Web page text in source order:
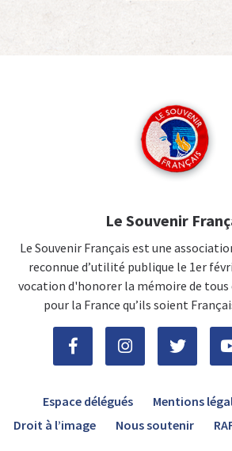
Le Souvenir
Le Souvenir Français est une
reconnue d’utilité publique le 1er
vocation d'honorer la mémoire de tous
pour la France qu’ils soient
Espace délégués Mentions
Droit à l’image
Nous soutenir